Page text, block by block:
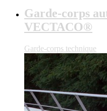
Garde-corps
VECTACO®
Garde-corps technique